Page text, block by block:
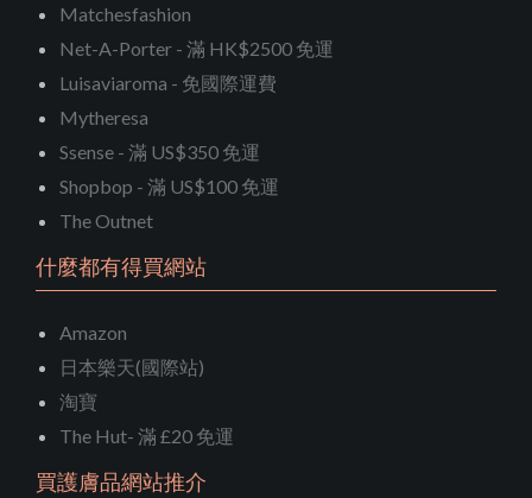
Matchesfashion
Net-A-Porter - 滿 HK$2500 免運
Luisaviaroma - 免國際運費
Mytheresa
Ssense - 滿 US$350 免運
Shopbop - 滿 US$100 免運
The Outnet
什麼都有得買網站
Amazon
日本樂天(國際站)
淘寶
The Hut- 滿 £20 免運
買護膚品網站推介